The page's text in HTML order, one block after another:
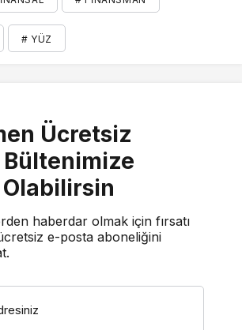
# YÜZ
Ücretsiz
haberdar olmak için fırsatı
e-posta aboneliğini